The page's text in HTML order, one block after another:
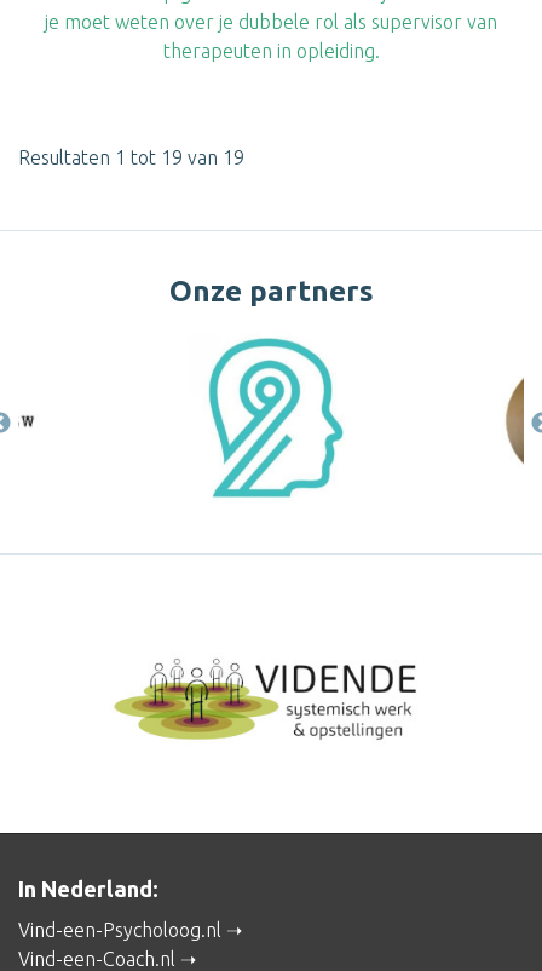
je moet weten over je dubbele rol als supervisor van
therapeuten in opleiding.
Resultaten 1 tot 19 van 19
Onze partners
In Nederland:
Vind-een-Psycholoog.nl
Vind-een-Coach.nl